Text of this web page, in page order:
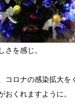
を感じ。
コロナの感染拡大を
おくれますように。